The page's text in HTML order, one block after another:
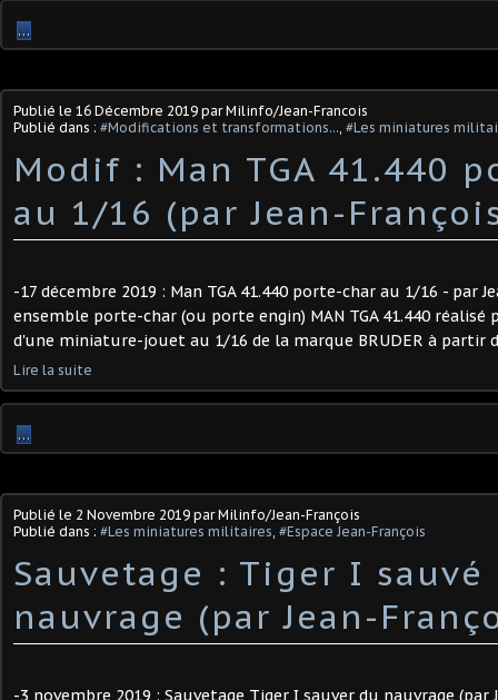
…
Publié le 16 Décembre 2019 par Milinfo/Jean-Francois
Publié dans : #Modifications et transformations..., #Les miniatures
Modif : Man TGA 41.440
au 1/16 (par Jean-
-17 décembre 2019 : Man TGA 41.440 porte-char au 1/16 - par
ensemble porte-char (ou porte engin) MAN TGA 41.440 réalisé
d'une miniature-jouet au 1/16 de la marque BRUDER à partir
Lire la suite
…
Publié le 2 Novembre 2019 par Milinfo/Jean-François
Publié dans : #Les miniatures militaires, #Espace Jean-François
Sauvetage : Tiger I sauvé
nauvrage (par Jean-
-3 novembre 2019 : Sauvetage Tiger I sauver du nauvrage (par